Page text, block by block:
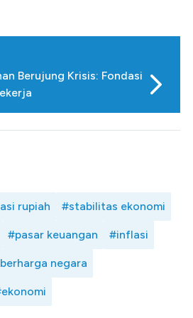
Berujung Krisis: Fondasi
rupiah #stabilitas ekonomi
#pasar keuangan #inflasi
negara